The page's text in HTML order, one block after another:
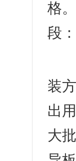
格
段
装
出
大